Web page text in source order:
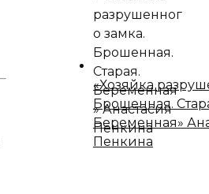
«Хозяйка
Брошенная.
Беременная»
Пенкина